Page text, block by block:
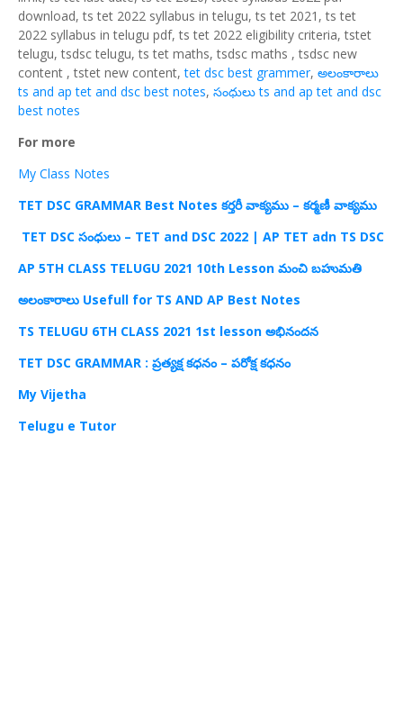
download, ts tet 2022 syllabus in telugu, ts tet 2021, ts tet
2022 syllabus in telugu pdf, ts tet 2022 eligibility criteria, tstet
telugu, tsdsc telugu, ts tet maths, tsdsc maths , tsdsc new
content , tstet new content,tet dsc best grammer, అలంకారాలు
ts and ap tet and dsc best notes, సంధులు ts and ap tet and dsc
best notes
For more
My Class Notes
TET DSC GRAMMAR Best Notes కర్తరీ వాక్యము – కర్మణీ వాక్యము
TET DSC సంధులు – TET and DSC 2022 | AP TET adn TS DSC
AP 5TH CLASS TELUGU 2021 10th Lesson మంచి బహుమతి
అలంకారాలు Usefull for TS AND AP Best Notes
TS TELUGU 6TH CLASS 2021 1st lesson అభినందన
TET DSC GRAMMAR : ప్రత్యక్ష కధనం – పరోక్ష కధనం
My Vijetha
Telugu e Tutor